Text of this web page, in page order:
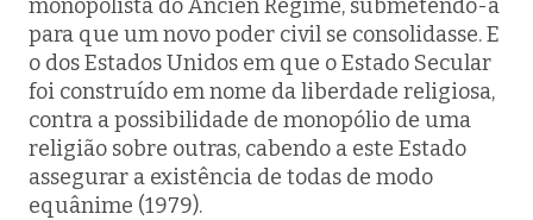
monopolista do Ancien Régime, submetendo-a
para que um novo poder civil se consolidasse. E
o dos Estados Unidos em que o Estado Secular
foi construído em nome da liberdade religiosa,
contra a possibilidade de monopólio de uma
religião sobre outras, cabendo a este Estado
assegurar a existência de todas de modo
equânime (1979).